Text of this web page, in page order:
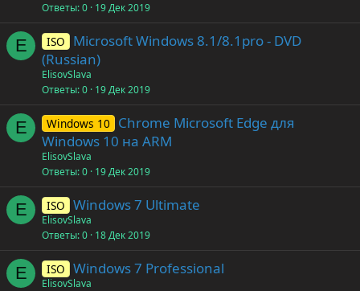
Ответы 0 19 Дек 2019
E ISO
Microsoft Windows 8.1/8.1pro - DVD
(Russian)
ElisovSlava
Ответы 0 19 Дек 2019
E Windows 10
Chrome Microsoft Edge для
Windows 10 на ARM
ElisovSlava
Ответы 0 19 Дек 2019
E ISO Windows 7 Ultimate
ElisovSlava
Ответы 0 18 Дек 2019
E ISO Windows 7 Professional
ElisovSlava